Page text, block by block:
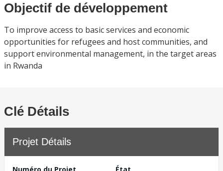
Objectif de développement
To improve access to basic services and economic
opportunities for refugees and host communities, and
support environmental management, in the target areas
in Rwanda
Clé Détails
Projet Détails